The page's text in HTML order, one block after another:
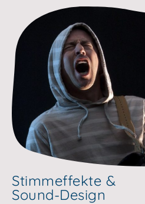
Stimmeffekte &
Sound-Design